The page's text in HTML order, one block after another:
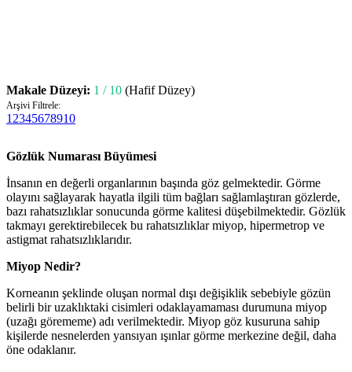
Makale Düzeyi: 1 / 10 (Hafif Düzey)
Arşivi Filtrele:
1 2345678910
Gözlük Numarası Büyümesi
İnsanın en değerli organlarının başında göz gelmektedir. Görme
olayını sağlayarak hayatla ilgili tüm bağları sağlamlaştıran gözlerde,
bazı rahatsızlıklar sonucunda görme kalitesi düşebilmektedir. Gözlük
takmayı gerektirebilecek bu rahatsızlıklar miyop, hipermetrop ve
astigmat rahatsızlıklarıdır.
Miyop Nedir?
Korneanın şeklinde oluşan normal dışı değişiklik sebebiyle gözün
belirli bir uzaklıktaki cisimleri odaklayamaması durumuna miyop
(uzağı görememe) adı verilmektedir. Miyop göz kusuruna sahip
kişilerde nesnelerden yansıyan ışınlar görme merkezine değil, daha
öne odaklanır.